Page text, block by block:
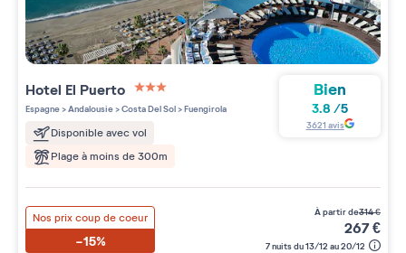
Hotel El Puerto
3 étoiles sur 5
Espagne>Andalousie>Costa Del Sol>Fuengirola
Disponible avec vol
Plage à moins de 300m
Bien
3.8 /5
3621 avis
Nos prix coup de coeur
-15%
à partir de314€
267€
7 nuits du 13/12 au 20/12